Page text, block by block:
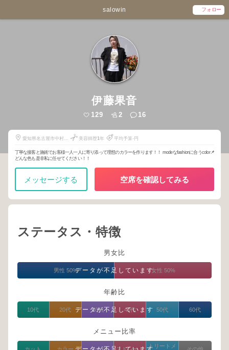
salowin フォロー
伊藤果音
129 2 16
愛知県名古屋市中村区
美容師歴1年 平均予算-円
丁寧な接客と施術でお客様一人一人に寄り添って理想のカラーを作ります！！ modeなfashionに合うcolor📌
どんな色も是非私に任せてください！！
メッセージする 空席を確認してみる
ステータス・特徴
男女比
データが不足しています
男性 50% 女性 50%
年齢比
データが不足しています
10代 20代 30代 40代 50代 60代
メニュー比率
トリートメ